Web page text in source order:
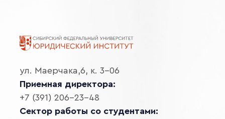
ул. Маерчака,6, к. 3-06
Приемная директора:
+7 (391) 206-23-48
Сектор работы со студентами: